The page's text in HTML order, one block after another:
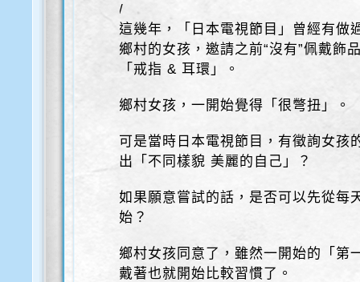
/
這幾年，「日本電視節目」曾經有做
鄉村的女孩，邀請之前“沒有”佩戴飾
「戒指 & 耳環」。
鄉村女孩，一開始覺得「很彆扭」。
可是當時日本電視節目，有徵詢女孩
出「不同樣貌 美麗的自己」？
如果願意嘗試的話，是否可以先從每
始？
鄉村女孩同意了，雖然一開始的「第
戴著也就開始比較習慣了。